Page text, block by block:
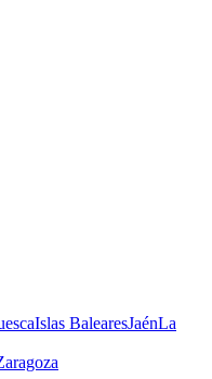
Islas BalearesJaénLa